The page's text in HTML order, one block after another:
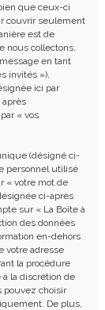
que ceux-ci
couvrir seulement
est de
nous collectons.
en tant
invités »),
ici par
« vos
(désigné ci-
personnel utilisé
« votre mot de
ci-après
sur « La Boîte à
des données
en-dehors
votre adresse
la procédure
à la discrétion de
pouvez choisir
De plus,